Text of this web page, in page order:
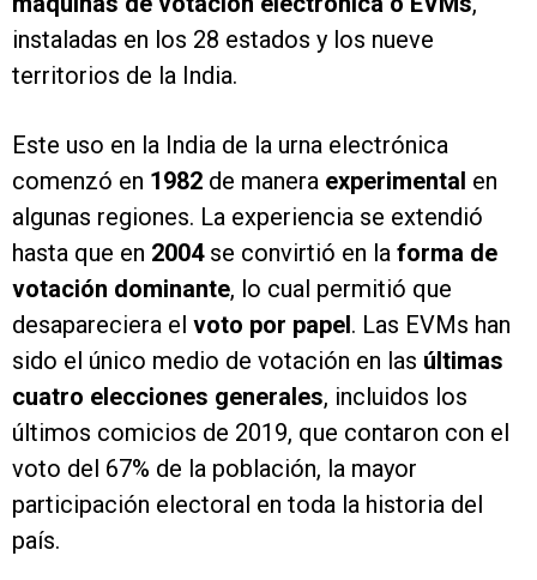
instaladas en los 28 estados y los nueve
territorios de la India.
Este uso en la India de la urna electrónica
comenzó en 1982 de manera experimental en
algunas regiones. La experiencia se extendió
hasta que en 2004 se convirtió en la forma de
votación dominante, lo cual permitió que
desapareciera el voto por papel. Las EVMs han
sido el único medio de votación en las últimas
cuatro elecciones generales, incluidos los
últimos comicios de 2019, que contaron con el
voto del 67% de la población, la mayor
participación electoral en toda la historia del
país.